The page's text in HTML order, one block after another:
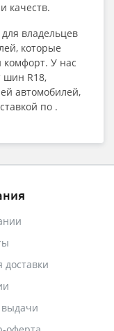
качеств.
владельцев
которые
комфорт. У нас
шин R18,
автомобилей,
по .
доставки